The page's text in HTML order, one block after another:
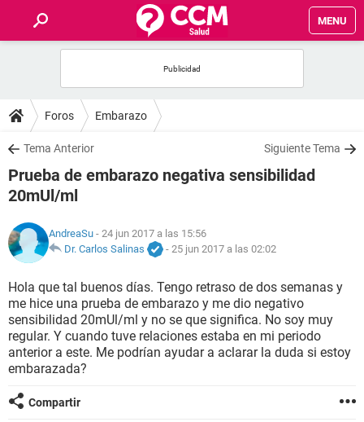
MENU
FOROS
SALUD
FAMILIA
NUTRICIÓN
SEXUALIDAD
GLOSARIO
Foros Embarazo
Tema Anterior Siguiente Tema
Prueba de embarazo negativa sensibilidad
20mUl/ml
AndreaSu - 24 jun 2017 a las 15:56
Dr. Carlos Salinas
- 25 jun 2017 a las 02:02
Hola que tal buenos días. Tengo retraso de dos semanas y
me hice una prueba de embarazo y me dio negativo
sensibilidad 20mUl/ml y no se que significa. No soy muy
regular. Y cuando tuve relaciones estaba en mi periodo
anterior a este. Me podrían ayudar a aclarar la duda si estoy
embarazada?
Compartir